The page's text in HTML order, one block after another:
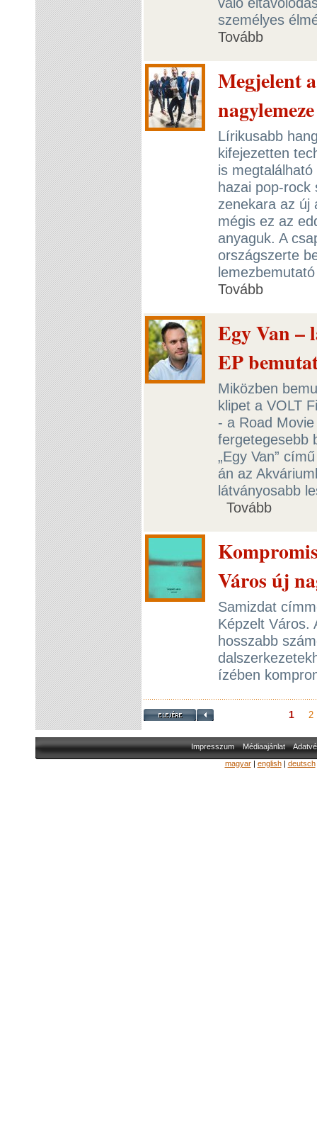
személyes
Tovább
Megjelent
nagylemeze
Lírikusabb
kifejezetten
is
hazai pop-rock
zenekara az új
mégis ez az
anyaguk. A
országszerte
Tovább
Egy Van –
EP
Miközben
klipet a VOLT
- a Road
fergetegesebb
„Egy Van”
án az
látványosabb
Tovább
Város új
Samizdat
Képzelt Város.
hosszabb
ízében
1 2
Impresszum Médiaajánlat
magyar| english| deutsch